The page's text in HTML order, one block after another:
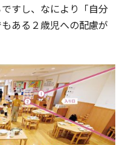
すし、なにより「自分
ある２歳児への配慮が